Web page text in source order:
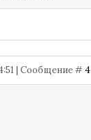
| Сообщение #4